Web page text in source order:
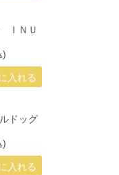
ＩＮＵ
)
ドッグ
)